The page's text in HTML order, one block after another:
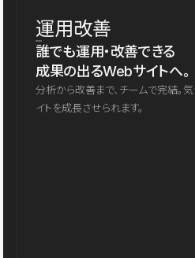
運用改善
誰でも運用・改善できる
成果の出るWebサイトへ。
分析から改善まで、チームで完結。
イトを成長させられます。